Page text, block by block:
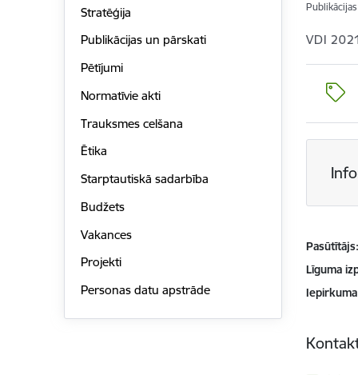
Stratēģija
Publikācijas un pārskati
Pētījumi
Normatīvie akti
Trauksmes celšana
Ētika
Starptautiskā sadarbība
Budžets
Vakances
Projekti
Personas datu apstrāde
VDI
Pasūtītājs
Līguma